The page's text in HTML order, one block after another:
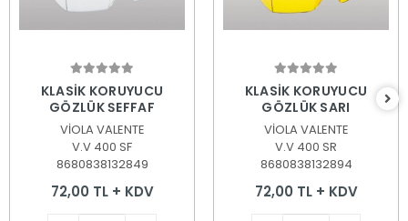
KLASİK KORUYUCU
GÖZLÜK ŞEFFAF
VİOLA VALENTE
V.V 400 SF
8680838132849
72,00 TL + KDV
KLASİK KORUYUCU
GÖZLÜK SARI
VİOLA VALENTE
V.V 400 SR
8680838132894
72,00 TL + KDV